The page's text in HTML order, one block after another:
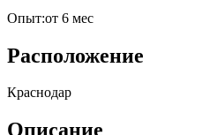
Опыт:от 6 мес
Расположение
Краснодар
Описание